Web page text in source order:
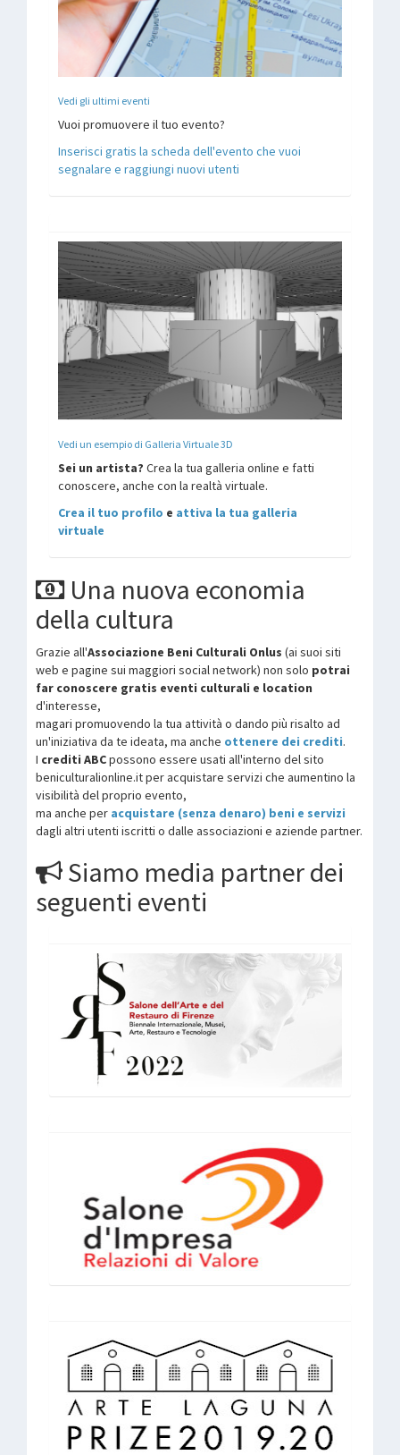
Vedi gli ultimi eventi
Vuoi promuovere il tuo evento?
Inserisci gratis la scheda dell'evento che vuoi
segnalare e raggiungi nuovi utenti
Vedi un esempio di Galleria Virtuale 3D
Sei un artista? Crea la tua galleria online e fatti
conoscere, anche con la realtà virtuale.
Crea il tuo profilo e attiva la tua galleria
virtuale
Una nuova economia
della cultura
Grazie all'Associazione Beni Culturali Onlus (ai suoi siti
web e pagine sui maggiori social network) non solo potrai
far conoscere gratis eventi culturali e location
d'interesse,
magari promuovendo la tua attività o dando più risalto ad
un'iniziativa da te ideata, ma anche ottenere dei crediti.
I crediti ABCpossono essere usati all'interno del sito
beniculturalionline.it per acquistare servizi che aumentino la
visibilità del proprio evento,
ma anche per acquistare (senza denaro) beni e servizi
dagli altri utenti iscritti o dalle associazioni e aziende partner.
Siamo media partner dei
seguenti eventi